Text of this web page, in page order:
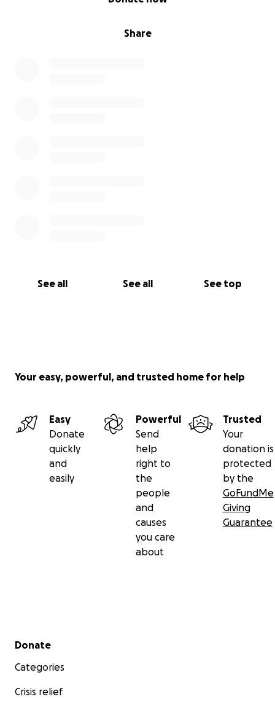
Share
See all See all See top
Your easy, powerful, and trusted home for help
Easy
Donate
quickly
and
easily
Powerful
Send
help
right to
the
people
and
causes
you care
about
Trusted
Your
donation is
protected
by the
GoFundMe
Giving
Guarantee
Secondary menu
Donate
Categories
Crisis relief